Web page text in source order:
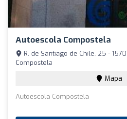
Autoescola Compostela
R. de Santiago de Chile, 25 -
Compostela
Mapa
Autoescola Compostela